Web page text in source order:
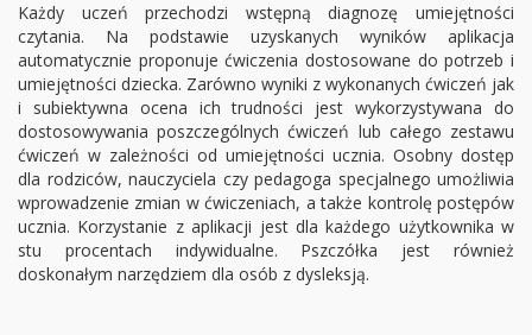
Każdy uczeń przechodzi wstępną diagnozę umiejętności
czytania. Na podstawie uzyskanych wyników aplikacja
automatycznie proponuje ćwiczenia dostosowane do potrzeb i
umiejętności dziecka. Zarówno wyniki z wykonanych ćwiczeń jak
i subiektywna ocena ich trudności jest wykorzystywana do
dostosowywania poszczególnych ćwiczeń lub całego zestawu
ćwiczeń w zależności od umiejętności ucznia. Osobny dostęp
dla rodziców, nauczyciela czy pedagoga specjalnego umożliwia
wprowadzenie zmian w ćwiczeniach, a także kontrolę postępów
ucznia. Korzystanie z aplikacji jest dla każdego użytkownika w
stu procentach indywidualne. Pszczółka jest również
doskonałym narzędziem dla osób z dysleksją.